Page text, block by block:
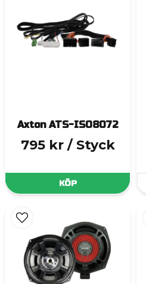
Axton ATS-ISO8072
795 kr / Styck
KÖP